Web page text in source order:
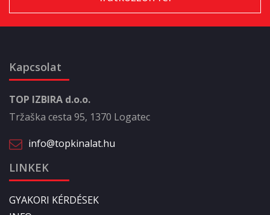
Kapcsolat
TOP IZBIRA d.o.o.
Tržaška cesta 95, 1370 Logatec
info@topkinalat.hu
LINKEK
GYAKORI KÉRDÉSEK